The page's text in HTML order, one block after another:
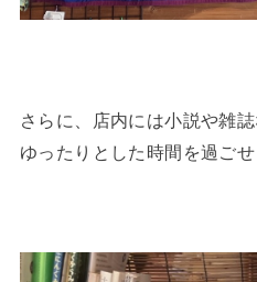
さらに、店内には小説や雑
ゆったりとした時間を過ごせ